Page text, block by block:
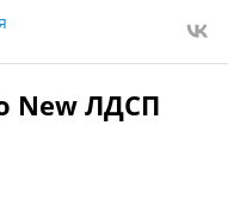
New ЛДСП